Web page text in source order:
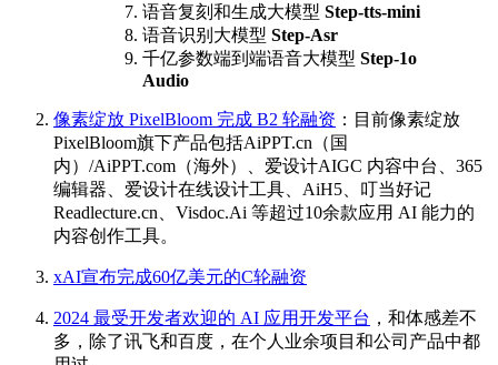
语音复刻和生成大模型 Step-tts-mini
语音识别大模型 Step-Asr
千亿参数端到端语音大模型 Step-1o
Audio
像素绽放 PixelBloom 完成 B2 轮融资 ：目前像素绽放
PixelBloom旗下产品包括AiPPT.cn（国
内）/AiPPT.com（海外）、爱设计AIGC 内容中台、365
编辑器、爱设计在线设计工具、AiH5、叮当好记
Readlecture.cn、Visdoc.Ai 等超过10余款应用 AI 能力的
内容创作工具。
xAI宣布完成60亿美元的C轮融资
2024 最受开发者欢迎的 AI 应用开发平台 ，和体感差不
多，除了讯飞和百度，在个人业余项目和公司产品中都